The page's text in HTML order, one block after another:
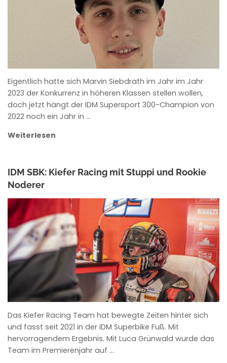
Eigentlich hatte sich Marvin Siebdrath im Jahr im Jahr
2023 der Konkurrenz in höheren Klassen stellen wollen,
doch jetzt hängt der IDM Supersport 300-Champion von
2022 noch ein Jahr in …
Weiterlesen
IDM SBK: Kiefer Racing mit Stuppi und Rookie
Noderer
ANKE WIECZOREK
Das Kiefer Racing Team hat bewegte Zeiten hinter sich
und fasst seit 2021 in der IDM Superbike Fuß. Mit
hervorragendem Ergebnis. Mit Luca Grünwald wurde das
Team im Premierenjahr auf …